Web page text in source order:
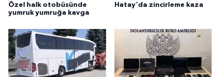
Özel halk otobüsünde
yumruk yumruğa kavga
Hatay'da zincirleme kaza